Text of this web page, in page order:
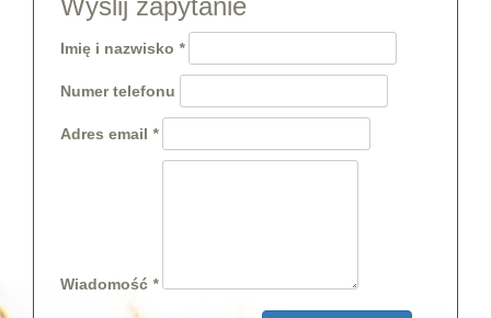
Imię i nazwisko
Numer telefonu
Adres email
Wiadomość